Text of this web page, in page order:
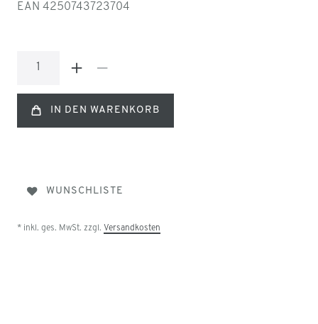
EAN 4250743723704
IN DEN WARENKORB
WUNSCHLISTE
* inkl. ges. MwSt. zzgl. Versandkosten